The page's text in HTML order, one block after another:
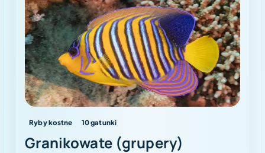
Ryby kostne 10gatunki
Granikowate (grupery)